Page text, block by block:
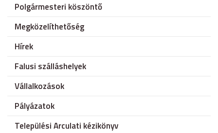
Polgármesteri köszöntő
Megközelíthetőség
Hírek
Falusi szálláshelyek
Vállalkozások
Pályázatok
Települési Arculati kézikönyv